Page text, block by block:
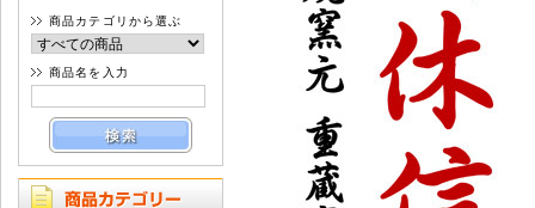
商品カテゴリから選ぶ
商品名を入力